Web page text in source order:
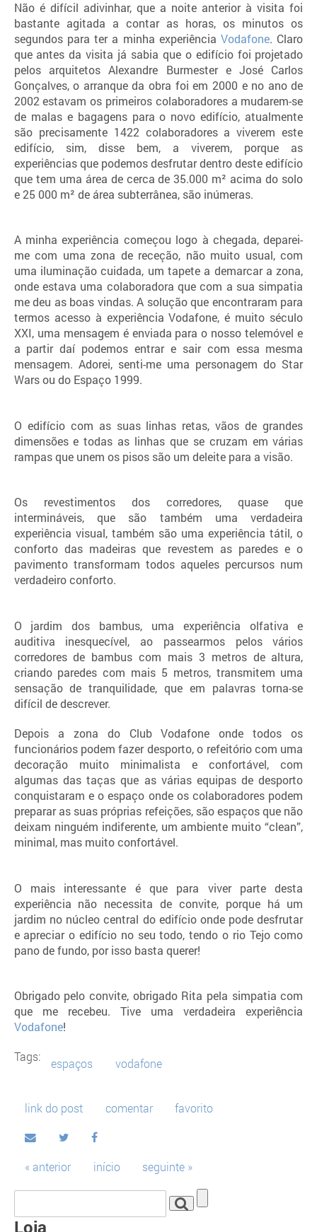
Não é difícil adivinhar, que a noite anterior à visita foi
bastante agitada a contar as horas, os minutos os
segundos para ter a minha experiênciaVodafone. Claro
que antes da visita já sabia que o edifício foi projetado
pelos arquitetosAlexandre Burmester e José Carlos
Gonçalves, o arranque da obra foi em 2000 e no ano de
2002 estavam os primeiros colaboradores a mudarem-se
de malas e bagagens para o novo edifício, atualmente
são precisamente 1422 colaboradores a viverem este
edifício, sim, disse bem, a viverem, porque as
experiências que podemos desfrutar dentro desteedifício
que tem uma área de cerca de 35.000 m² acima do solo
e 25 000 m² de área subterrânea, são inúmeras.
A minha experiência começou logo à chegada, deparei-
me com uma zona de receção, não muito usual, com
uma iluminação cuidada, um tapete a demarcar a zona,
onde estava uma colaboradora que com a sua simpatia
me deu as boas vindas. A solução que encontraram para
termos acesso à experiência Vodafone, é muito século
XXI, uma mensagem é enviada para o nosso telemóvel e
a partir daí podemos entrar e sair com essa mesma
mensagem. Adorei, senti-me uma personagem do Star
Wars ou do Espaço 1999.
O edifício com as suas linhas retas, vãos de grandes
dimensões e todas as linhas que se cruzam em várias
rampas que unem os pisos são um deleite para a visão.
Os revestimentos dos corredores, quase que
intermináveis, que são também uma verdadeira
experiência visual, também são uma experiência tátil, o
conforto das madeiras que revestem as paredes e o
pavimento transformam todos aqueles percursos num
verdadeiro conforto.
O jardim dos bambus, uma experiência olfativa e
auditiva inesquecível, ao passearmos pelos vários
corredores de bambus com mais 3 metros de altura,
criando paredes com mais 5 metros, transmitem uma
sensação de tranquilidade, que em palavras torna-se
difícil de descrever.
Depois a zona do Club Vodafone onde todos os
funcionários podem fazer desporto, o refeitório com uma
decoração muito minimalista e confortável, com
algumas das taças que as várias equipas de desporto
conquistaram e o espaço onde os colaboradores podem
preparar as suas próprias refeições, são espaços que não
deixam ninguém indiferente, um ambiente muito “clean”,
minimal, mas muito confortável.
O mais interessante é que para viver parte desta
experiência não necessita de convite, porque há um
jardim no núcleo central do edifício onde pode desfrutar
e apreciar o edifício no seu todo, tendo o rio Tejo como
pano de fundo, por isso basta querer!
Obrigado pelo convite, obrigado Rita pela simpatia com
que me recebeu. Tive uma verdadeira experiência
Vodafone!
Tags:
espaços vodafone
link do post comentar favorito
« anterior início seguinte »
Loja